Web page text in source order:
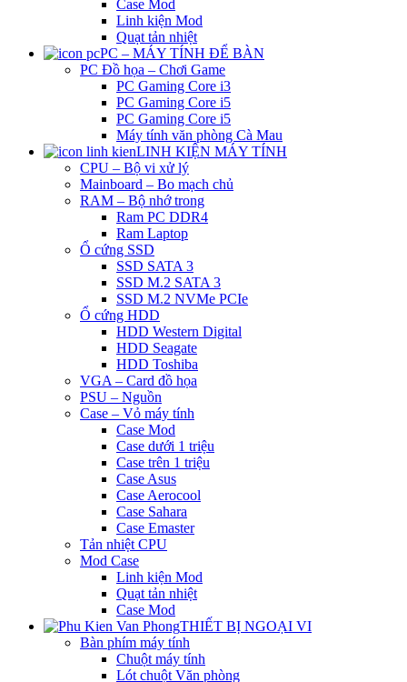
Case Mod
Linh kiện Mod
Quạt tản nhiệt
PC – MÁY TÍNH ĐỂ BÀN
PC Đồ họa – Chơi Game
PC Gaming Core i3
PC Gaming Core i5
PC Gaming Core i5
Máy tính văn phòng Cà Mau
LINH KIỆN MÁY TÍNH
CPU – Bộ vi xử lý
Mainboard – Bo mạch chủ
RAM – Bộ nhớ trong
Ram PC DDR4
Ram Laptop
Ổ cứng SSD
SSD SATA 3
SSD M.2 SATA 3
SSD M.2 NVMe PCIe
Ổ cứng HDD
HDD Western Digital
HDD Seagate
HDD Toshiba
VGA – Card đồ họa
PSU – Nguồn
Case – Vỏ máy tính
Case Mod
Case dưới 1 triệu
Case trên 1 triệu
Case Asus
Case Aerocool
Case Sahara
Case Emaster
Tản nhiệt CPU
Mod Case
Linh kiện Mod
Quạt tản nhiệt
Case Mod
THIẾT BỊ NGOẠI VI
Bàn phím máy tính
Chuột máy tính
Lót chuột Văn phòng